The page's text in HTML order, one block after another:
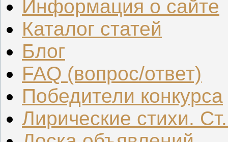
Информация о сайте
Каталог статей
Блог
FAQ (вопрос/ответ)
Победители конкурса
Лирические стихи.